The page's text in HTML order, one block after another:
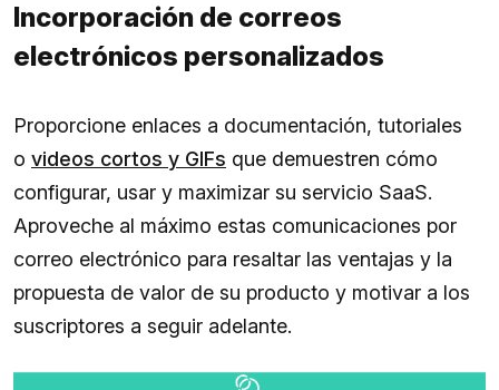
Incorporación de correos
electrónicos personalizados
Proporcione enlaces a documentación, tutoriales
o videos cortos y GIFs que demuestren cómo
configurar, usar y maximizar su servicio SaaS.
Aproveche al máximo estas comunicaciones por
correo electrónico para resaltar las ventajas y la
propuesta de valor de su producto y motivar a los
suscriptores a seguir adelante.